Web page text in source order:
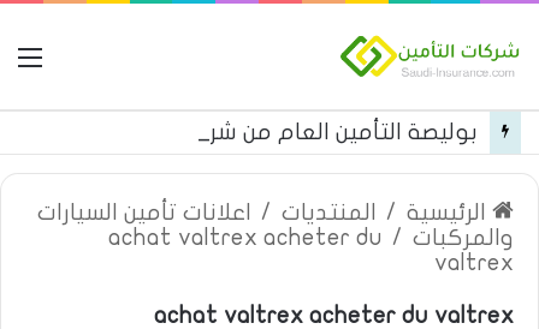
الرئيسية / المنتديات /
اعلانات تأمين السيارات
والمركبات /
achat valtrex acheter du
valtrex
achat valtrex acheter du valtrex